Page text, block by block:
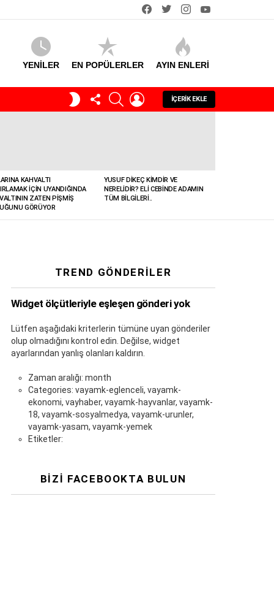
facebooktwitterinstagram
YENİLER EN POPÜLERLER AYIN ENLERI
GECE
MODU
TAKIP
ET
SEARCHGIRIŞ
İÇERIK EKLE
KAHVALTI
İÇIN UYANDIĞINDA
ZATEN PIŞMIŞ
GÖRÜYOR
YUSUF DIKEÇ KIMDIR VE
NERELIDIR? ELI CEBINDE ADAMIN
TÜM BILGILERI..
TREND GÖNDERILER
Widget ölçütleriyle eşleşen gönderi yok
Lütfen aşağıdaki kriterlerin tümüne uyan gönderiler
olup olmadığını kontrol edin. Değilse, widget
ayarlarından yanlış olanları kaldırın.
Zaman aralığı: month
Categories: vayamk-eglenceli, vayamk-
ekonomi, vayhaber, vayamk-hayvanlar, vayamk-
18, vayamk-sosyalmedya, vayamk-urunler,
vayamk-yasam, vayamk-yemek
Etiketler:
BIZI FACEBOOKTA BULUN